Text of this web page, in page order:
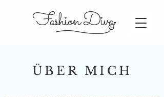
Fashion Diva
ÜBER MICH